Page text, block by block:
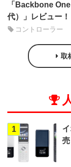
「Backbone
代）」レビュー！
コントローラー
取
1